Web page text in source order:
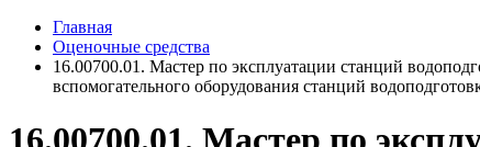
Главная
Оценочные средства
16.00700.01. Мастер по эксплуатации станций
вспомогательного оборудования станций